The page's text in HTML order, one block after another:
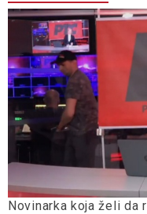
Novinarka koja želi da